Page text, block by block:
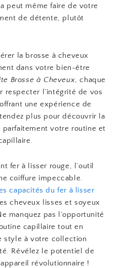
peut même faire de votre
de détente, plutôt
la brosse à cheveux
dans votre bien-être
Brosse à Cheveux, chaque
respecter l’intégrité de vos
une expérience de
plus pour découvrir la
votre routine et
fer à lisser rouge, l’outil
coiffure impeccable.
capacités du fer à lisser
cheveux lisses et soyeux
manquez pas l’opportunité
capillaire tout en
style à votre collection
Révélez le potentiel de
révolutionnaire !